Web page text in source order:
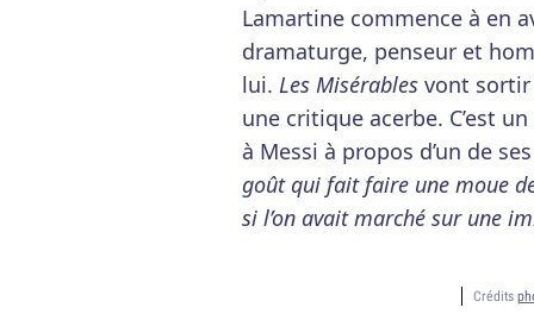
Lamartine commence à en
dramaturge, penseur et
lui. Les Misérables vont sortir
une critique acerbe. C’est
à Messi à propos d’un de
goût qui fait faire une moue
si l’on avait marché sur une
Crédits